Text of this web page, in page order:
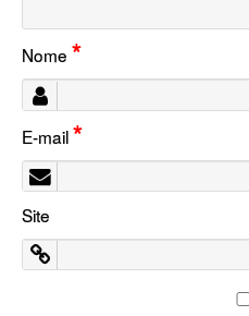
Nome *
E-mail*
Site